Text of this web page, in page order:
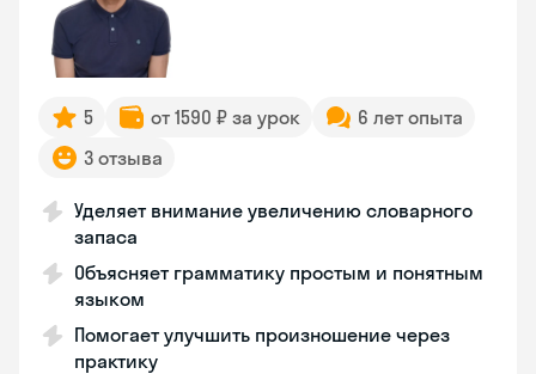
5 от 1590 ₽ за урок
6 лет опыта
3 отзыва
Уделяет внимание увеличению словарного
запаса
Объясняет грамматику простым и понятным
языком
Помогает улучшить произношение через
практику